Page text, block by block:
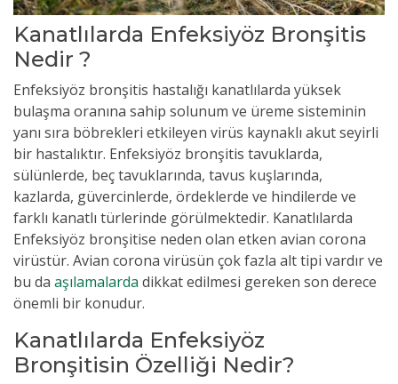
Kanatlılarda Enfeksiyöz Bronşitis
Nedir ?
Enfeksiyöz bronşitis hastalığı kanatlılarda yüksek
bulaşma oranına sahip solunum ve üreme sisteminin
yanı sıra böbrekleri etkileyen virüs kaynaklı akut seyirli
bir hastalıktır. Enfeksiyöz bronşitis tavuklarda,
sülünlerde, beç tavuklarında, tavus kuşlarında,
kazlarda, güvercinlerde, ördeklerde ve hindilerde ve
farklı kanatlı türlerinde görülmektedir. Kanatlılarda
Enfeksiyöz bronşitise neden olan etken avian corona
virüstür. Avian corona virüsün çok fazla alt tipi vardır ve
bu da aşılamalarda dikkat edilmesi gereken son derece
önemli bir konudur.
Kanatlılarda Enfeksiyöz
Bronşitisin Özelliği Nedir?